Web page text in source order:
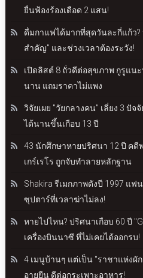
ยื่นฟ้องร้องเดือด 2 แสน!
ดื่มกาแฟได้มากที่สุดวันละกี่แก้ว
สำคัญ" และช่วงเวลาต้องระวัง!
เปิดลิสต์ 8 ถั่วดีต่อสุขภาพ กูรูแน
นาน แถมราคาไม่แพง
วิจัยเผย "วัยกลางคน" เลี่ยง 3 ปัจ
ได้นานขึ้นเกือบ 13 ปี
43 นักศึกษาหายปริศนา 12 ปี คดี
เกร์เรโร ถูกจับทำลายหลักฐาน
Shakira รีเมกภาพดังปี 1997 แฟ
ซุปตาร์ที่เวลาฆ่าไม่ลง!
หายไปไหน? ปริศนาเกือบ 60 ปี
เครื่องบินนาซี ที่ไม่เคยได้ออกรบ!
4 เมนูบ้านๆ แต่เป็น "ราชาแห่งผั
อายุยืน ดีต่อกระเพาะอาหาร!